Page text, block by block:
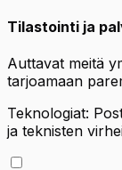
Tilastointi ja
Auttavat meitä
tarjoamaan
Teknologiat:
ja teknisten